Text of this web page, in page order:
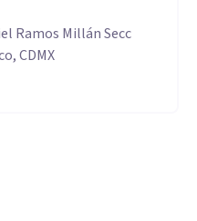
Ramos Millán Secc
CDMX